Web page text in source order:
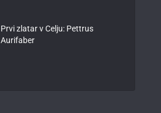
Prvi zlatar v Celju: Pettrus
Aurifaber